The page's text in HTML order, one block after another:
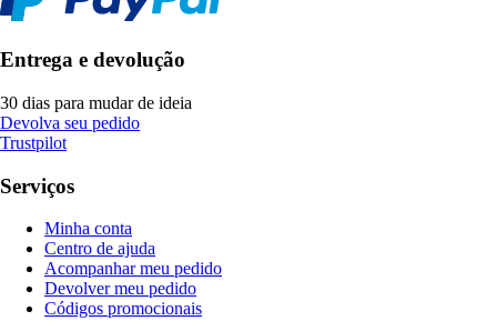
Entrega e devolução
30 dias para mudar de ideia
Devolva seu pedido
Trustpilot
Serviços
Minha conta
Centro de ajuda
Acompanhar meu pedido
Devolver meu pedido
Códigos promocionais